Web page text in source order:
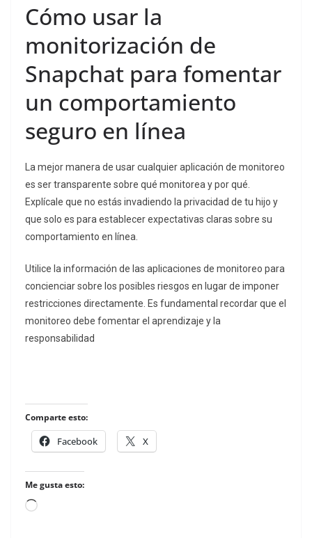
Cómo usar la
monitorización de
Snapchat para fomentar
un comportamiento
seguro en línea
La mejor manera de usar cualquier aplicación de monitoreo
es ser transparente sobre qué monitorea y por qué.
Explícale que no estás invadiendo la privacidad de tu hijo y
que solo es para establecer expectativas claras sobre su
comportamiento en línea.
Utilice la información de las aplicaciones de monitoreo para
concienciar sobre los posibles riesgos en lugar de imponer
restricciones directamente. Es fundamental recordar que el
monitoreo debe fomentar el aprendizaje y la
responsabilidad
Comparte esto:
Facebook X
Me gusta esto:
Loading…